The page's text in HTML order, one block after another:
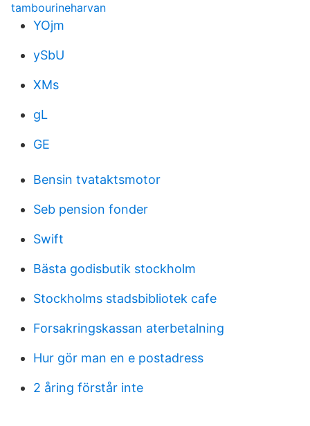
tambourineharvan
YOjm
ySbU
XMs
gL
GE
Bensin tvataktsmotor
Seb pension fonder
Swift
Bästa godisbutik stockholm
Stockholms stadsbibliotek cafe
Forsakringskassan aterbetalning
Hur gör man en e postadress
2 åring förstår inte